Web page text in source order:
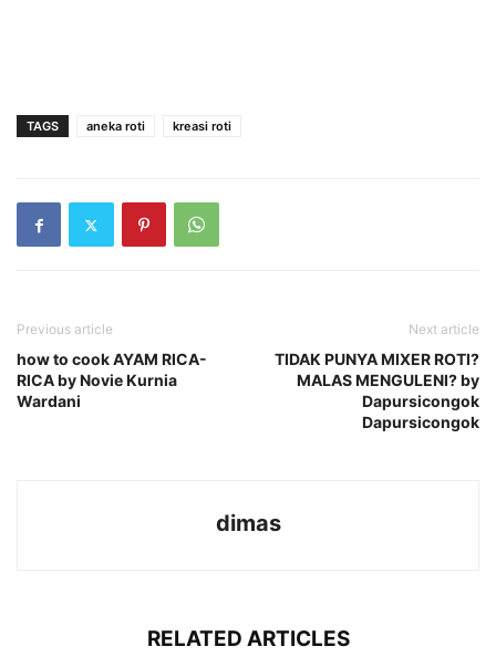
TAGS aneka roti kreasi roti
Previous article
how to cook AYAM RICA-
RICA by Novie Kurnia
Wardani
Next article
TIDAK PUNYA MIXER ROTI?
MALAS MENGULENI? by
Dapursicongok
Dapursicongok
dimas
RELATED ARTICLES